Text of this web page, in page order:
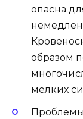
опасна
образом
мелких